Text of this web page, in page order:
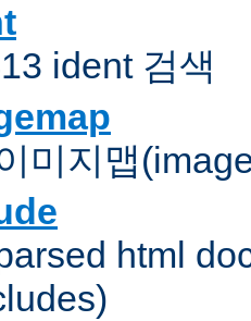
ident 검색
미지맵
html